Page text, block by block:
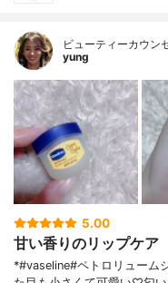
ビューティーカウ
yung
5.00
甘い香りのリップケア
*#vaseline#ペトロリューム